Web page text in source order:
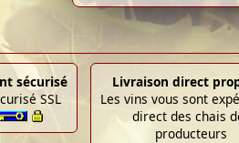
sécurisé
SSL
Livraison direct
Les vins vous sont
direct des chais
producteurs